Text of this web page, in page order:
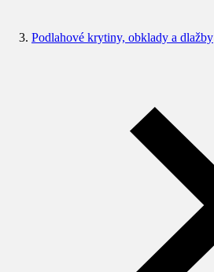
Podlahové krytiny, obklady a dlažby